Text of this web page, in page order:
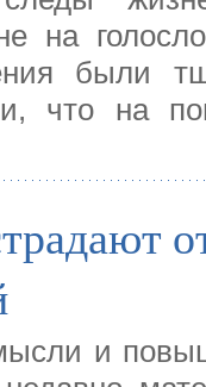
на
были
что на
и